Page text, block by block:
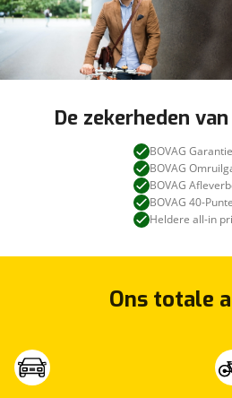
De zekerheden
BOVAG Garantie
BOVAG
BOVAG
BOVAG 40-
Heldere all-in
Ons totale